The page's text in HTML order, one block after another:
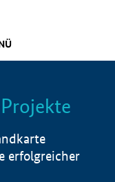
Info
erfolgreicher